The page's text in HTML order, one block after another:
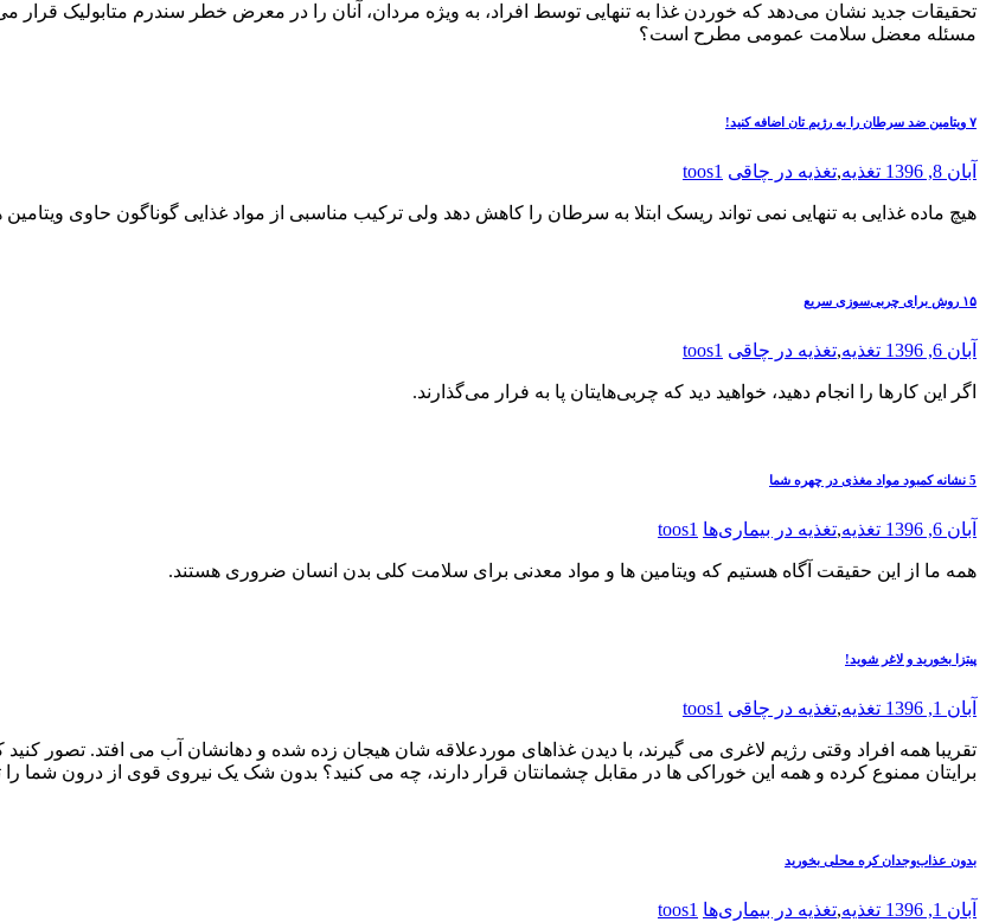
تحقیقات جدید نشان می‌دهد که خوردن غذا به تنهایی توسط افراد، به ویژه مردان، آنان را در معرض خطر سندرم متابولیک قرار
مسئله معضل سلامت عمومی مطرح است؟
۷ ویتامین ضد سرطان را به رژیم تان اضافه کنید!
آبان 8, 1396 تغذیه,تغذیه در چاقی toos1
هیچ ماده غذایی به تنهایی نمی تواند ریسک ابتلا به سرطان را کاهش دهد ولی ترکیب مناسبی از مواد غذایی گوناگون حاوی
۱۵ روش برای چربی‌سوزی سریع
آبان 6, 1396 تغذیه,تغذیه در چاقی toos1
اگر این کارها را انجام دهید، خواهید دید که چربی‌هایتان پا به فرار می‌گذارند.
5 نشانه کمبود مواد مغذی در چهره شما
آبان 6, 1396 تغذیه,تغذیه در بیماری‌ها toos1
همه ما از این حقیقت آگاه هستیم که ویتامین ها و مواد معدنی برای سلامت کلی بدن انسان ضروری هستند.
پیتزا بخورید و لاغر شوید!
آبان 1, 1396 تغذیه,تغذیه در چاقی toos1
تقریبا همه افراد وقتی رژیم لاغری می گیرند، با دیدن غذاهای موردعلاقه شان هیجان زده شده و دهانشان آب می افتد. تصور
برایتان ممنوع کرده و همه این خوراکی ها در مقابل چشمانتان قرار دارند، چه می کنید؟ بدون شک یک نیروی قوی از درون شما
بدون عذاب‌وجدان کره محلی بخورید
آبان 1, 1396 تغذیه,تغذیه در بیماری‌ها toos1